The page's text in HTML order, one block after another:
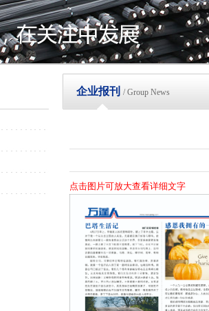
企业报刊 / Group News
点击图片可放大查看详细文字